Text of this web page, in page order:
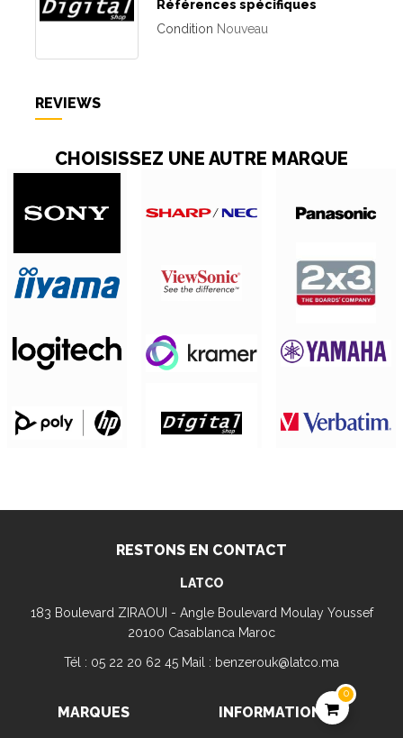
Références spécifiques
Condition Nouveau
REVIEWS
CHOISISSEZ UNE AUTRE MARQUE
RESTONS EN CONTACT
LATCO
183 Boulevard ZIRAOUI - Angle Boulevard Moulay Youssef
20100 Casablanca Maroc
Tél : 05 22 20 62 45 Mail : benzerouk@latco.ma
MARQUES INFORMATION 
0